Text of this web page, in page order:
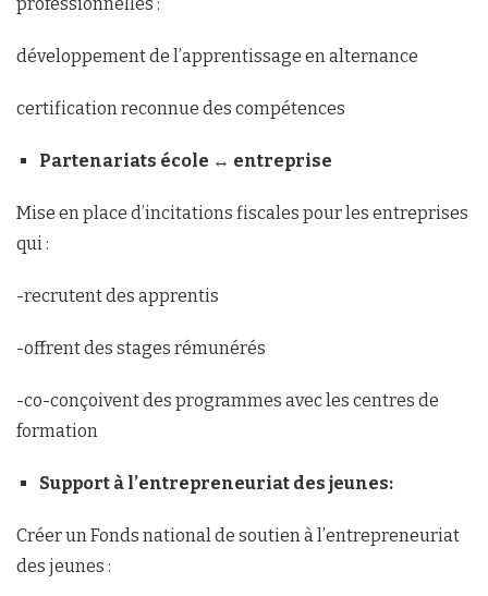
développement de l’apprentissage en alternance
certification reconnue des compétences
Partenariats école ↔ entreprise
Mise en place d’incitations fiscales pour les entreprises
qui :
-recrutent des apprentis
-offrent des stages rémunérés
-co-conçoivent des programmes avec les centres de
formation
Support à l’entrepreneuriat des jeunes:
Créer un Fonds national de soutien à l’entrepreneuriat
des jeunes :